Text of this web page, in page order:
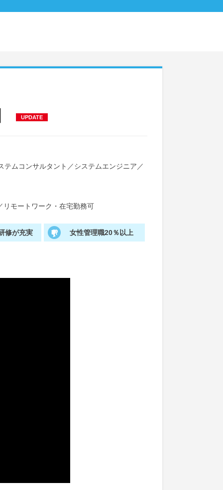
UPDATE
テムコンサルタント ／システムエンジニア ／
リモートワーク・在宅勤務可
修が充実 女性管理職20％以上